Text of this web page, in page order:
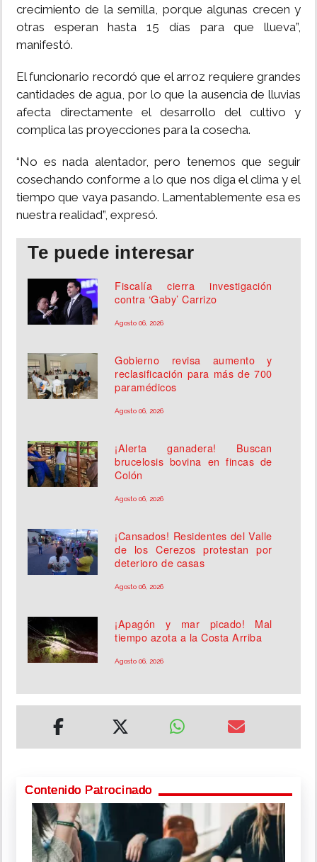
crecimiento de la semilla, porque algunas crecen y
otras esperan hasta 15 días para que llueva”,
manifestó.
El funcionario recordó que el arroz requiere grandes
cantidades de agua, por lo que la ausencia de lluvias
afecta directamente el desarrollo del cultivo y
complica las proyecciones para la cosecha.
“No es nada alentador, pero tenemos que seguir
cosechando conforme a lo que nos diga el clima y el
tiempo que vaya pasando. Lamentablemente esa es
nuestra realidad”, expresó.
Te puede interesar
Fiscalía cierra investigación
contra ‘Gaby’ Carrizo
Agosto 06, 2026
Gobierno revisa aumento y
reclasificación para más de 700
paramédicos
Agosto 06, 2026
¡Alerta ganadera! Buscan
brucelosis bovina en fincas de
Colón
Agosto 06, 2026
¡Cansados! Residentes del Valle
de los Cerezos protestan por
deterioro de casas
Agosto 06, 2026
¡Apagón y mar picado! Mal
tiempo azota a la Costa Arriba
Agosto 06, 2026
Contenido Patrocinado